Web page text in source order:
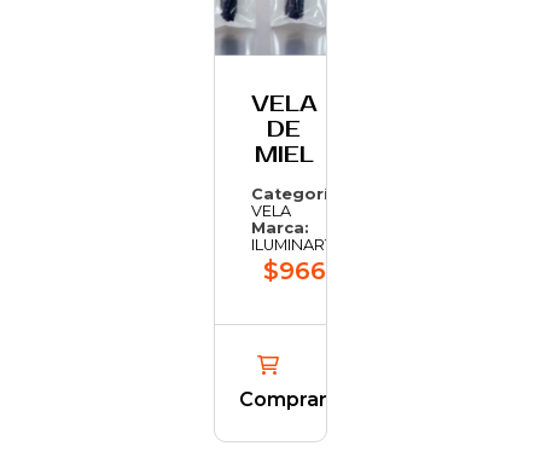
VELA
DE
MIEL
Categoría:
VELA
Marca:
ILUMINARTE
$966,03
Comprar